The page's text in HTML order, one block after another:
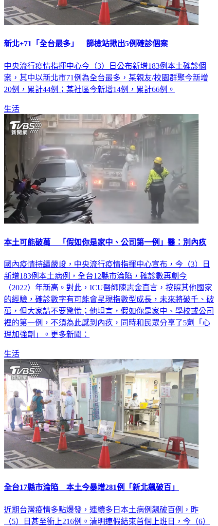
新北+71「全台最多」 篩檢站揪出5例確診個案
中央流行疫情指揮中心今（3）日公布新增183例本土確診個
案，其中以新北市71例為全台最多，某親友/校園群聚今新增
20例，累計44例；某社區今新增14例，累計66例。
生活
本土可能破萬 「假如你是家中、公司第一例」醫：別內疚
國內疫情持續嚴峻，中央流行疫情指揮中心宣布，今（3）日
新增183例本土病例，全台12縣市淪陷，確診數再創今
（2022）年新高。對此，ICU醫師陳志金直言，按照其他國家
的經驗，確診數字有可能會呈現指數型成長，未來將破千、破
萬，但大家請不要驚慌；他坦言，假如你是家中、學校或公司
裡的第一例，不須為此感到內疚，同時和民眾分享了5劑「心
理加強劑」。更多新聞：
生活
全台17縣市淪陷 本土今暴增281例「新北飆破百」
近期台灣疫情多點爆發，連續多日本土病例飆破百例，昨
（5）日甚至衝上216例。清明連假結束首個上班日，今（6）